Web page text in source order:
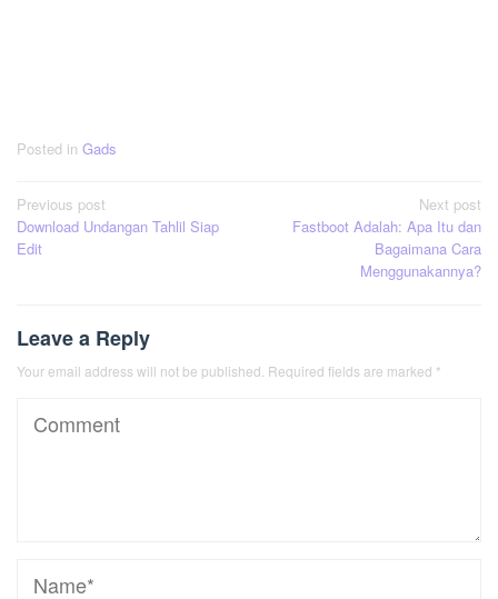
Posted in Gads
Post
navigation
Previous post
Download Undangan Tahlil Siap
Edit
Next post
Fastboot Adalah: Apa Itu dan
Bagaimana Cara
Menggunakannya?
Leave a Reply
Your email address will not be published. Required fields are marked *